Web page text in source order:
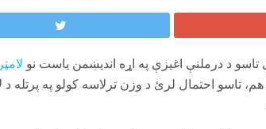
د درملنې اغیزې په اړه اندیښمن یاست نو
تاسو احتمال لرئ د وزن ترلاسه کولو په پرتله د